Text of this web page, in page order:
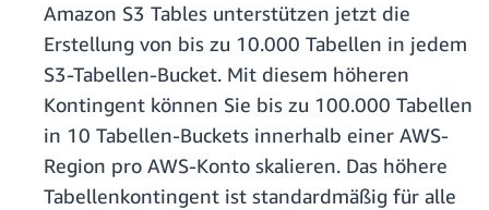
Amazon S3 Tables unterstützen jetzt die
Erstellung von bis zu 10.000 Tabellen in jedem
S3-Tabellen-Bucket. Mit diesem höheren
Kontingent können Sie bis zu 100.000 Tabellen
in 10 Tabellen-Buckets innerhalb einer AWS-
Region pro AWS-Konto skalieren. Das höhere
Tabellenkontingent ist standardmäßig für alle